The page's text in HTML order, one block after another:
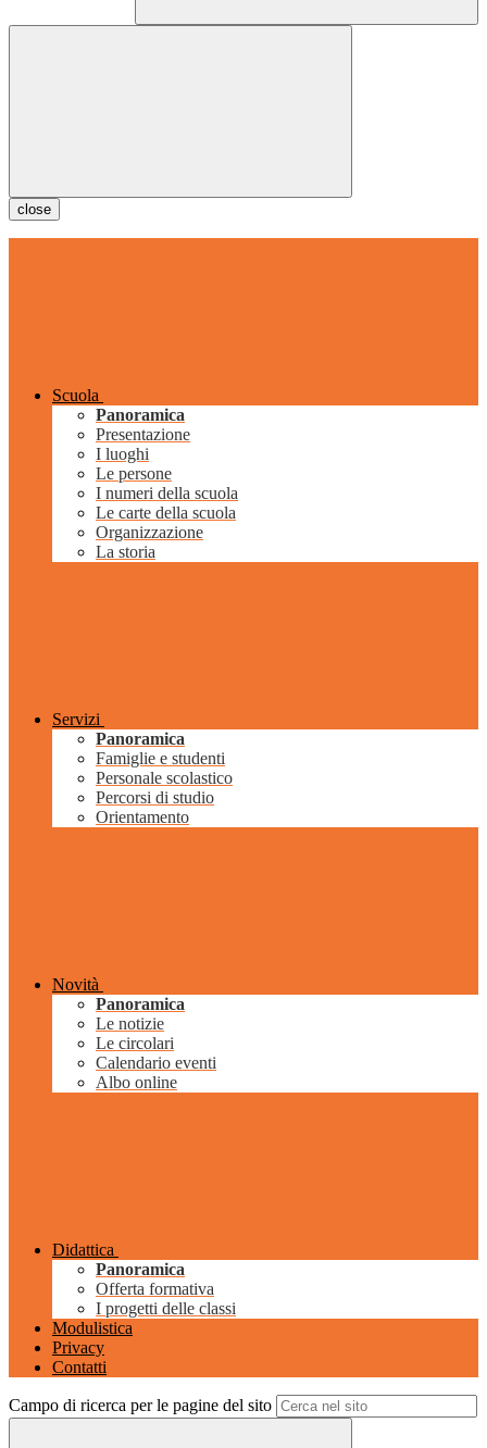
close
Scuola
Panoramica
Presentazione
I luoghi
Le persone
I numeri della scuola
Le carte della scuola
Organizzazione
La storia
Servizi
Panoramica
Famiglie e studenti
Personale scolastico
Percorsi di studio
Orientamento
Novità
Panoramica
Le notizie
Le circolari
Calendario eventi
Albo online
Didattica
Panoramica
Offerta formativa
I progetti delle classi
Modulistica
Privacy
Contatti
Campo di ricerca per le pagine del sito